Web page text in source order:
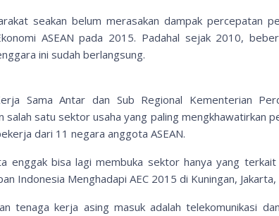
seakan belum merasakan dampak percepatan
ASEAN pada 2015. Padahal sejak 2010,
ini sudah berlangsung.
Sama Antar dan Sub Regional Kementerian
salah satu sektor usaha yang paling mengkhawatirkan
dari 11 negara anggota ASEAN.
enggak bisa lagi membuka sektor hanya yang
Indonesia Menghadapi AEC 2015 di Kuningan,
tenaga kerja asing masuk adalah telekomunikasi